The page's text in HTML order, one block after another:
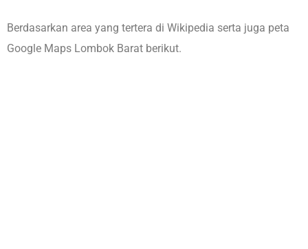
Berdasarkan area yang tertera di Wikipedia serta juga peta
Google Maps Lombok Barat berikut.